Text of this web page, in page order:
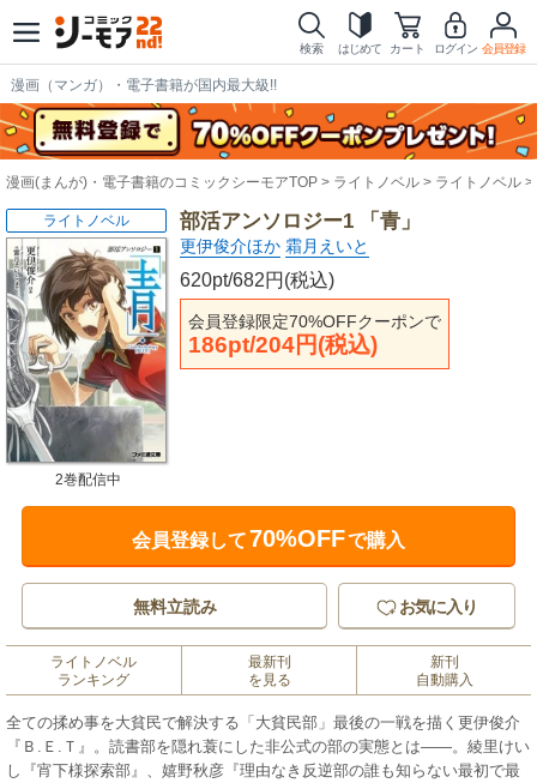
検索 はじめて カート ログイン 会員登録
漫画（マンガ）・電子書籍が国内最大級!!
漫画(まんが)・電子書籍のコミックシーモアTOP ライトノベル ライトノベル
部活アンソロジー1 「青」
更伊俊介ほか 霜月えいと
620pt/682円(税込)
会員登録限定70%OFFクーポンで
186pt/204円(税込)
ライトノベル
2巻配信中
会員登録して70%OFFで購入
無料立読み お気に入り
ライトノベル
ランキング
最新刊
を見る
新刊
自動購入
全ての揉め事を大貧民で解決する「大貧民部」最後の一戦を描く更伊俊介
『Ｂ.Ｅ.Ｔ』。読書部を隠れ蓑にした非公式の部の実態とは――。綾里けい
し『宵下様探索部』、嬉野秋彦『理由なき反逆部の誰も知らない最初で最